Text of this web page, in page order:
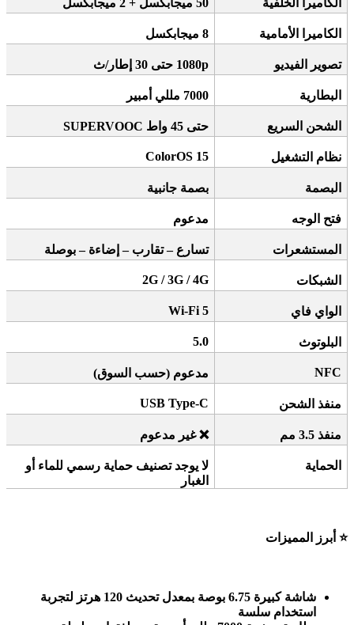
الكاميرا الأمامية 8 ميجابكسل
تصوير الفيديو 1080p حتى 30 إطار/ث
البطارية 7000 مللي أمبير
الشحن السريع حتى 45 واط
نظام التشغيل ColorOS 15
البصمة بصمة جانبية
فتح الوجه مدعوم
المستشعرات تسارع – تقارب – إضاءة – بوصلة
الشبكات 2G / 3G / 4G
الواي فاي Wi-Fi 5
البلوتوث 5.0
NFC مدعوم (حسب السوق)
منفذ الشحن USB Type-C
منفذ 3.5 مم ❌ غير مدعوم
الحماية
لا يوجد تصنيف حماية رسمي للماء أو
الغبار
⭐ أبرز المميزات
شاشة كبيرة 6.75 بوصة بمعدل تحديث 120 هرتز لتجربة
استخدام سلسة